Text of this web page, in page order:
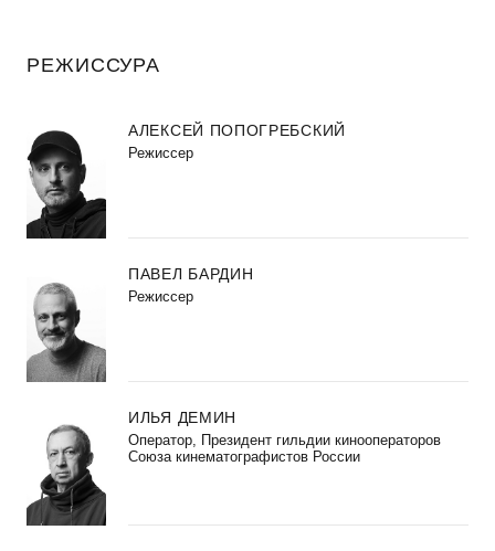
РЕЖИССУРА
АЛЕКСЕЙ ПОПОГРЕБСКИЙ
Режиссер
ПАВЕЛ БАРДИН
Режиссер
ИЛЬЯ ДЕМИН
Оператор, Президент гильдии кинооператоров
Союза кинематографистов России